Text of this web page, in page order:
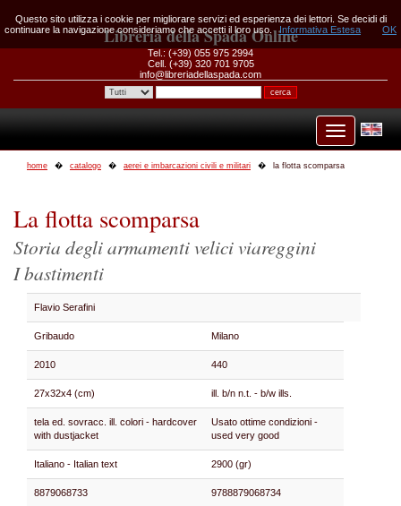
Libreria della Spada Online
Tel.: (+39) 055 975 2994
Cell. (+39) 320 701 9705
info@libreriadellaspada.com
home catalogo aerei e imbarcazioni civili e militari la flotta scomparsa
La flotta scomparsa
Storia degli armamenti velici viareggini
I bastimenti
Flavio Serafini
Gribaudo Milano
2010 440
27x32x4 (cm) ill. b/n n.t. - b/w ills.
tela ed. sovracc. ill. colori - hardcover
with dustjacket
Usato ottime condizioni -
used very good
Italiano - Italian text 2900 (gr)
8879068733 9788879068734
Questo sito utilizza i cookie per migliorare servizi ed esperienza dei lettori. Se decidi di
continuare la navigazione consideriamo che accetti il loro uso.
Informativa Estesa OK